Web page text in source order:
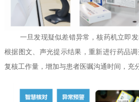
一旦发现疑似差错异常，核药机立即
根据图文、声光提示结果，重新进行药品
复核工作量，增加与患者医嘱沟通时间，充